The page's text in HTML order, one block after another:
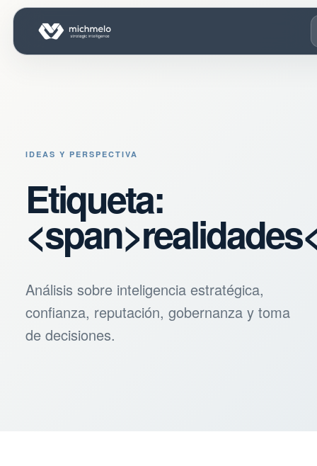
IDEAS Y PERSPECTIVA
Etiqueta:
Análisis sobre inteligencia estratégica,
confianza, reputación, gobernanza y toma
de decisiones.